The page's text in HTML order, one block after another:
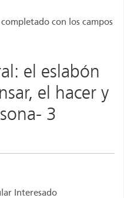
con los campos
el eslabón
el hacer y
3
Interesado